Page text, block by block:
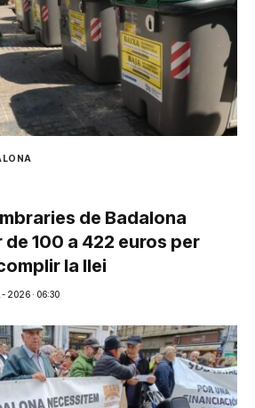
de Badalona
100 a 422 euros per
la llei
- 2026 · 06:30